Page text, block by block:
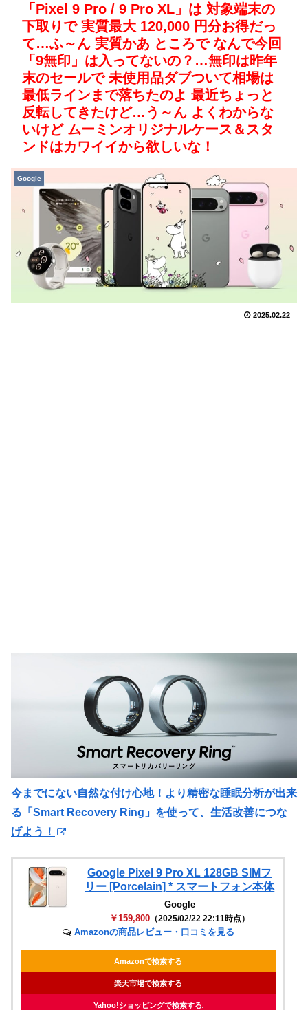
「Pixel 9 Pro / 9 Pro XL」は ​​対象端末の​​
下取りで​​ 実質​​最大 120,000 円分​お得​​だっ
て…ふ～ん 実質かあ ところで なんで今回
「9無印」は入ってないの？…無印は昨年
末のセールで 未使用品ダブついて相場は
最低ラインまで落ちたのよ 最近ちょっと
反転してきたけど…う～ん よくわからな
いけど ムーミンオリジナルケース＆スタ
ンドはカワイイから欲しいな！
Google
2025.02.22
今までにない自然な付け心地！より精密な睡眠分析が出来
る「Smart Recovery Ring」を使って、生活改善につな
げよう！
Google Pixel 9 Pro XL 128GB SIMフ
リー [Porcelain] * スマートフォン本体
Google
￥159,800 （2025/02/22 22:11時点）
Amazonの商品レビュー・口コミを見る
Amazonで検索する
楽天市場で検索する
Yahoo!ショッピングで検索する